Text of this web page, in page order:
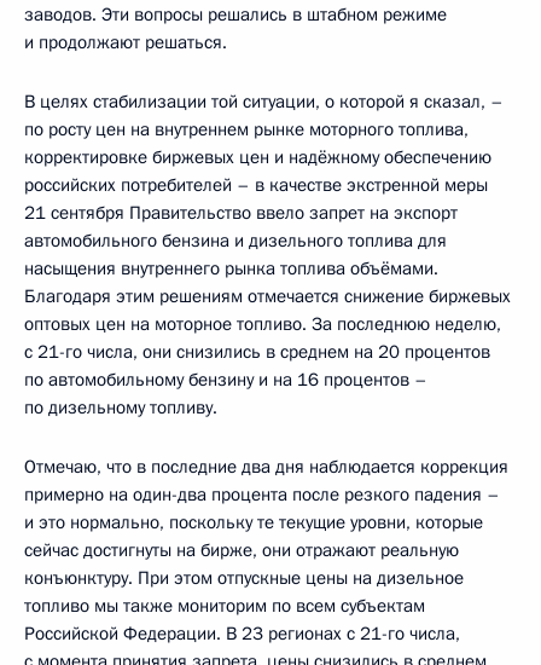
заводов. Эти вопросы решались в штабном режиме
и продолжают решаться.
В целях стабилизации той ситуации, о которой я сказал, –
по росту цен на внутреннем рынке моторного топлива,
корректировке биржевых цен и надёжному обеспечению
российских потребителей – в качестве экстренной меры
21 сентября Правительство ввело запрет на экспорт
автомобильного бензина и дизельного топлива для
насыщения внутреннего рынка топлива объёмами.
Благодаря этим решениям отмечается снижение биржевых
оптовых цен на моторное топливо. За последнюю неделю,
с 21-го числа, они снизились в среднем на 20 процентов
по автомобильному бензину и на 16 процентов –
по дизельному топливу.
Отмечаю, что в последние два дня наблюдается коррекция
примерно на один-два процента после резкого падения –
и это нормально, поскольку те текущие уровни, которые
сейчас достигнуты на бирже, они отражают реальную
конъюнктуру. При этом отпускные цены на дизельное
топливо мы также мониторим по всем субъектам
Российской Федерации. В 23 регионах с 21-го числа,